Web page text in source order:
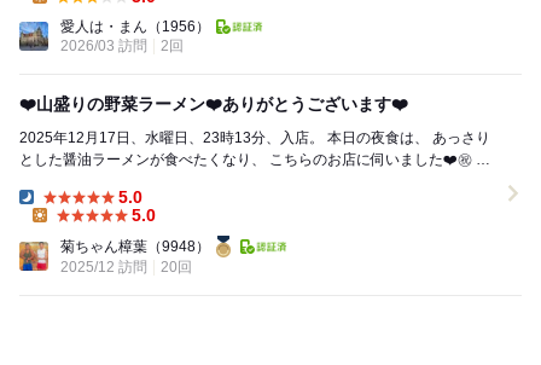
愛人は・まん （1956）
2026/03 訪問
2回
❤️山盛りの野菜ラーメン❤️ありがとうございます❤️
2025年12月17日、水曜日、23時13分、入店。 本日の夜食は、 あっさり
とした醤油ラーメンが食べたくなり、 こちらのお店に伺いました❤️㊗️ こ
Dinner:
5.0
5.0
菊ちゃん樟葉 （9948）
2025/12 訪問
20回